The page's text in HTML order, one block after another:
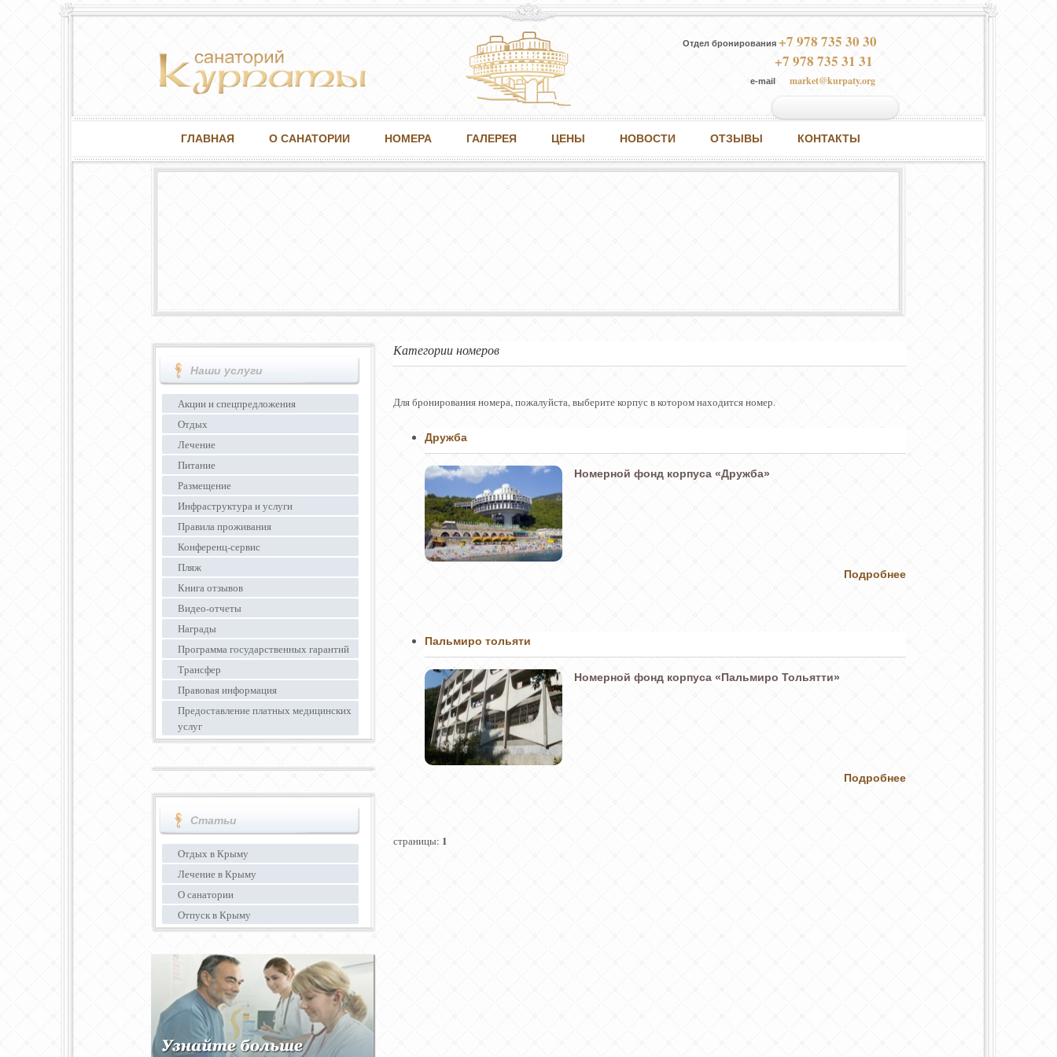
Отдел бронирования +7 978 735 30 30
+7 978 735 31 31
e-mail market@kurpaty.org
ГЛАВНАЯ О САНАТОРИИ НОМЕРА ГАЛЕРЕЯ ЦЕНЫ НОВОСТИ ОТЗЫВЫ КОНТАКТЫ
Категории номеров
Для бронирования номера, пожалуйста, выберите корпус в котором находится номер.
Дружба
Номерной фонд корпуса «Дружба»
Подробнее
Пальмиро тольяти
Номерной фонд корпуса «Пальмиро Тольятти»
Подробнее
страницы: 1
Наши услуги
Акции и спецпредложения
Отдых
Лечение
Питание
Размещение
Инфраструктура и услуги
Правила проживания
Конференц-сервис
Пляж
Книга отзывов
Видео-отчеты
Награды
Программа государственных гарантий
Трансфер
Правовая информация
Предоставление платных медицинских
услуг
Статьи
Отдых в Крыму
Лечение в Крыму
О санатории
Отпуск в Крыму